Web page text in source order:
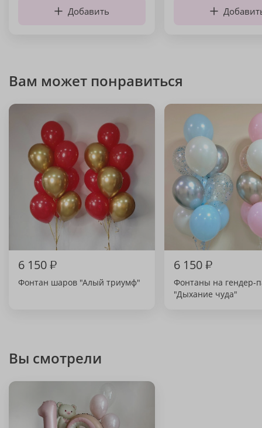
Добавить
Вам может понравиться
6 150₽
Фонтан шаров "Алый триумф"
6 150₽
Фонтаны на гендер-
"Дыхание чуда"
Вы смотрели